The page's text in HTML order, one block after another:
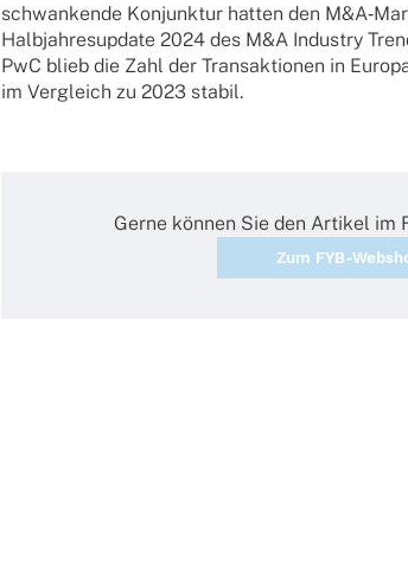
schwan­kende Konjunk­tur hatten den
Halb­jah­res­up­date 2024 des M&A Indus­try
PwC blieb die Zahl der Trans­ak­tio­nen in
im Vergleich zu 2023 stabil.
Gerne können Sie den Arti­kel im
Zum FYB-